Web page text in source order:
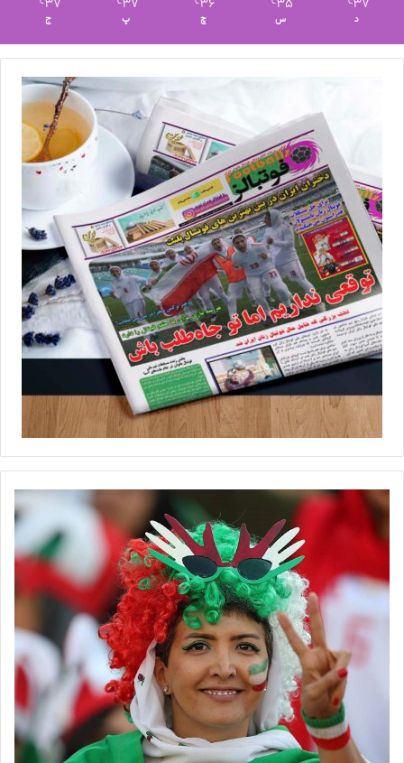
◾️ زنان کره‌جنوبی – زنان ایران (ساعت ۱۲:۳۰ به وقت ایران)
◾️ زنان ایران – زنان استرالیا (ساعت ۱۲:۳۰ به وقت ایران)
یک‌شنبه هفدهم اسفندماه ۱۴۰۴
◾️ زنان ایران – زنان فیلیپین (ساعت ۱۲:۳۰ به وقت ایران)
💻منبع:مهر 📸عکس:فدراسیون فوتبال
با فوتبالز همراه شوید
را در اینستاگرام دنبال کنید ◾️footballs.women@
برچسب ها تیم ملی فوتبال جام ملت‌های آسیا زنان فوتبال بانوان
37
د
35
س
36
چ
37
پ
37
ج